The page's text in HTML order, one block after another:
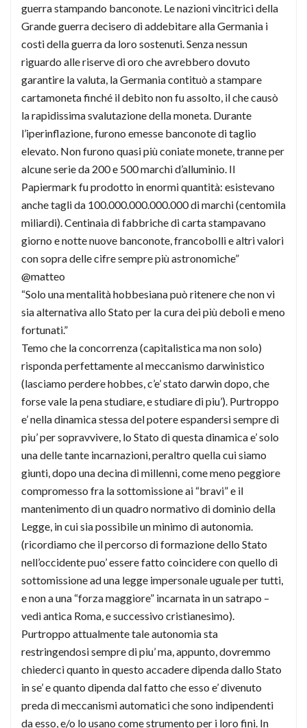
guerra stampando banconote. Le nazioni vincitrici della
Grande guerra decisero di addebitare alla Germania i
costi della guerra da loro sostenuti. Senza nessun
riguardo alle riserve di oro che avrebbero dovuto
garantire la valuta, la Germania contituò a stampare
cartamoneta finché il debito non fu assolto, il che causò
la rapidissima svalutazione della moneta. Durante
l’iperinflazione, furono emesse banconote di taglio
elevato. Non furono quasi più coniate monete, tranne per
alcune serie da 200 e 500 marchi d’alluminio. Il
Papiermark fu prodotto in enormi quantità: esistevano
anche tagli da 100.000.000.000.000 di marchi (centomila
miliardi). Centinaia di fabbriche di carta stampavano
giorno e notte nuove banconote, francobolli e altri valori
con sopra delle cifre sempre più astronomiche”
@matteo
“Solo una mentalità hobbesiana può ritenere che non vi
sia alternativa allo Stato per la cura dei più deboli e meno
fortunati.”
Temo che la concorrenza (capitalistica ma non solo)
risponda perfettamente al meccanismo darwinistico
(lasciamo perdere hobbes, c’e’ stato darwin dopo, che
forse vale la pena studiare, e studiare di piu’). Purtroppo
e’ nella dinamica stessa del potere espandersi sempre di
piu’ per sopravvivere, lo Stato di questa dinamica e’ solo
una delle tante incarnazioni, peraltro quella cui siamo
giunti, dopo una decina di millenni, come meno peggiore
compromesso fra la sottomissione ai “bravi” e il
mantenimento di un quadro normativo di dominio della
Legge, in cui sia possibile un minimo di autonomia.
(ricordiamo che il percorso di formazione dello Stato
nell’occidente puo’ essere fatto coincidere con quello di
sottomissione ad una legge impersonale uguale per tutti,
e non a una “forza maggiore” incarnata in un satrapo –
vedi antica Roma, e successivo cristianesimo).
Purtroppo attualmente tale autonomia sta
restringendosi sempre di piu’ ma, appunto, dovremmo
chiederci quanto in questo accadere dipenda dallo Stato
in se’ e quanto dipenda dal fatto che esso e’ divenuto
preda di meccanismi automatici che sono indipendenti
da esso, e/o lo usano come strumento per i loro fini. In